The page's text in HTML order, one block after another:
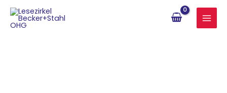
Zum
Inhalt
springen